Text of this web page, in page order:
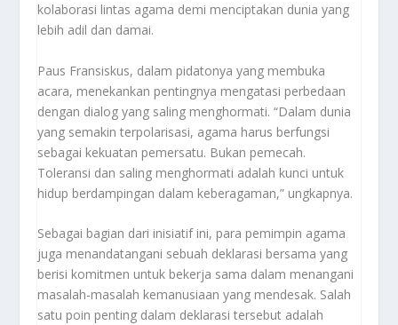
kolaborasi lintas agama demi menciptakan dunia yang
lebih adil dan damai.
Paus Fransiskus, dalam pidatonya yang membuka
acara, menekankan pentingnya mengatasi perbedaan
dengan dialog yang saling menghormati. “Dalam dunia
yang semakin terpolarisasi, agama harus berfungsi
sebagai kekuatan pemersatu. Bukan pemecah.
Toleransi dan saling menghormati adalah kunci untuk
hidup berdampingan dalam keberagaman,” ungkapnya.
Sebagai bagian dari inisiatif ini, para pemimpin agama
juga menandatangani sebuah deklarasi bersama yang
berisi komitmen untuk bekerja sama dalam menangani
masalah-masalah kemanusiaan yang mendesak. Salah
satu poin penting dalam deklarasi tersebut adalah